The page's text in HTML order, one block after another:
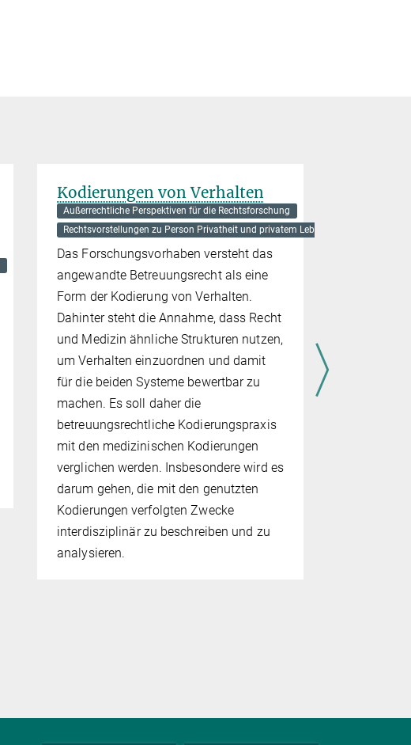
Kodierungen von Verhalten
Außerrechtliche Perspektiven für die Rechtsforschung
Rechtsvorstellungen zu Person Privatheit und privatem Leben
Das Forschungsvorhaben versteht das
angewandte Betreuungsrecht als eine
Form der Kodierung von Verhalten.
Dahinter steht die Annahme, dass Recht
und Medizin ähnliche Strukturen nutzen,
um Verhalten einzuordnen und damit
für die beiden Systeme bewertbar zu
machen. Es soll daher die
betreuungsrechtliche Kodierungspraxis
mit den medizinischen Kodierungen
verglichen werden. Insbesondere wird es
darum gehen, die mit den genutzten
Kodierungen verfolgten Zwecke
interdisziplinär zu beschreiben und zu
analysieren.